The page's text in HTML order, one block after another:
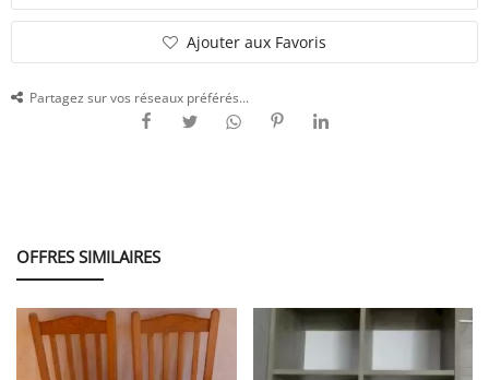
Ajouter aux Favoris
Partagez sur vos réseaux préférés...
OFFRES SIMILAIRES